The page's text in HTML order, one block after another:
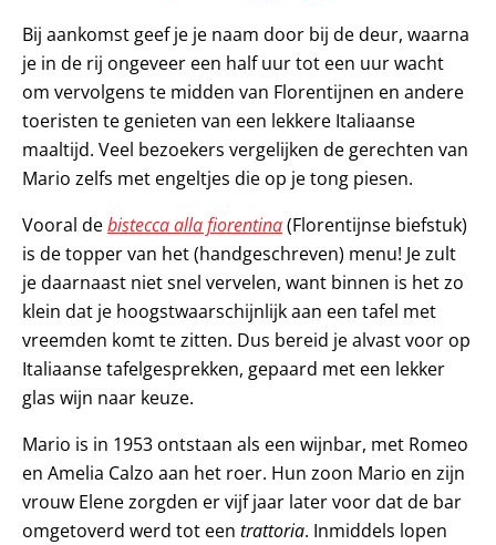
Bij aankomst geef je je naam door bij de deur, waarna
je in de rij ongeveer een half uur tot een uur wacht
om vervolgens te midden van Florentijnen en andere
toeristen te genieten van een lekkere Italiaanse
maaltijd. Veel bezoekers vergelijken de gerechten van
Mario zelfs met engeltjes die op je tong piesen.
Vooral debistecca alla fiorentina(Florentijnse biefstuk)
is de topper van het (handgeschreven) menu! Je zult
je daarnaast niet snel vervelen, want binnen is het zo
klein dat je hoogstwaarschijnlijk aan een tafel met
vreemden komt te zitten. Dus bereid je alvast voor op
Italiaanse tafelgesprekken, gepaard met een lekker
glas wijn naar keuze.
Mario is in 1953 ontstaan als een wijnbar, met Romeo
en Amelia Calzo aan het roer. Hun zoon Mario en zijn
vrouw Elene zorgden er vijf jaar later voor dat de bar
omgetoverd werd tot een trattoria. Inmiddels lopen